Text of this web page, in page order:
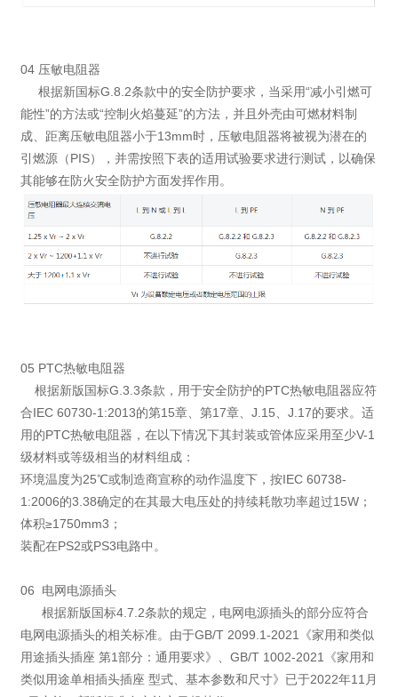
04 压敏电阻器
根据新国标G.8.2条款中的安全防护要求，当采用“减小引燃可
能性”的方法或“控制火焰蔓延”的方法，并且外壳由可燃材料制
成、距离压敏电阻器小于13mm时，压敏电阻器将被视为潜在的
引燃源（PIS），并需按照下表的适用试验要求进行测试，以确保
其能够在防火安全防护方面发挥作用。
05 PTC热敏电阻器
根据新版国标G.3.3条款，用于安全防护的PTC热敏电阻器应符
合IEC 60730-1:2013的第15章、第17章、J.15、J.17的要求。适
用的PTC热敏电阻器，在以下情况下其封装或管体应采用至少V-1
级材料或等级相当的材料组成：
环境温度为25℃或制造商宣称的动作温度下，按IEC 60738-
1:2006的3.38确定的在其最大电压处的持续耗散功率超过15W；
体积≥1750mm3；
装配在PS2或PS3电路中。
06 电网电源插头
根据新版国标4.7.2条款的规定，电网电源插头的部分应符合
电网电源插头的相关标准。由于GB/T 2099.1-2021《家用和类似
用途插头插座 第1部分：通用要求》、GB/T 1002-2021《家用和
类似用途单相插头插座 型式、基本参数和尺寸》已于2022年11月